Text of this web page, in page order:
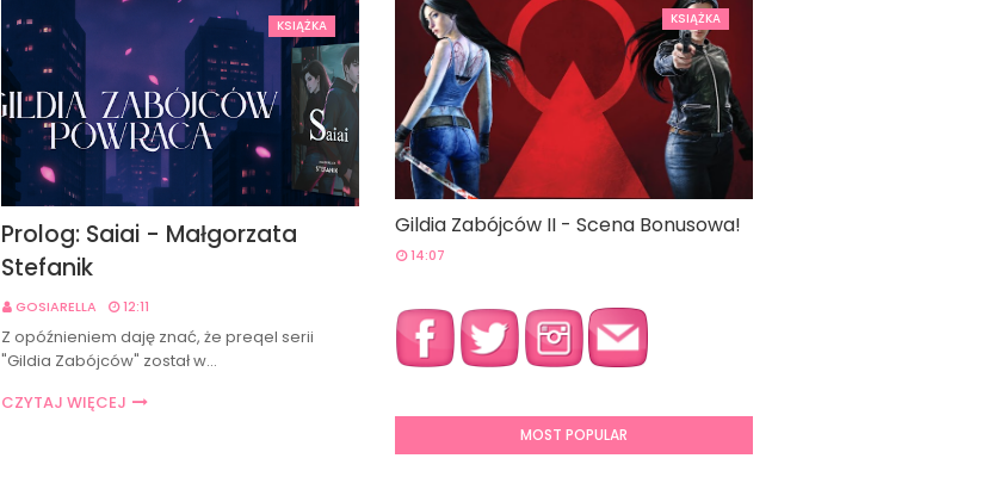
KSIĄŻKA
Prolog: Saiai - Małgorzata
Stefanik
GOSIARELLA 12:11
Z opóźnieniem daję znać, że preqel serii
"Gildia Zabójców" został w…
CZYTAJ WIĘCEJ
KSIĄŻKA
Gildia Zabójców II - Scena Bonusowa!
14:07
MOST POPULAR